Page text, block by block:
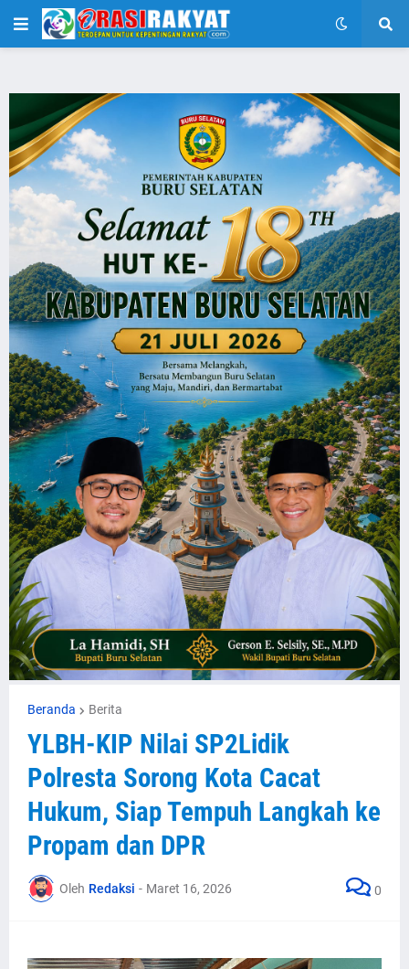
Beranda Berita
YLBH-KIP Nilai SP2Lidik
Polresta Sorong Kota Cacat
Hukum, Siap Tempuh Langkah ke
Propam dan DPR
Oleh Redaksi - Maret 16, 2026 0